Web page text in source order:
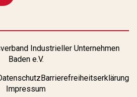
Industrieller Unternehmen
Baden e.V.
Barrierefreiheitserklärung
Impressum